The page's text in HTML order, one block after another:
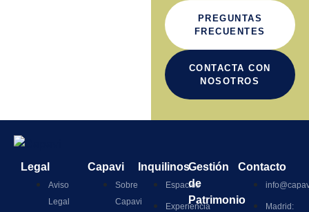
PREGUNTAS
FRECUENTES
CONTACTA CON
NOSOTROS
Legal
Aviso
Legal
Capavi
Sobre
Capavi
Inquilinos
Espacios
Experiencia
Gestión
de
Patrimonio
Contacto
Madrid: